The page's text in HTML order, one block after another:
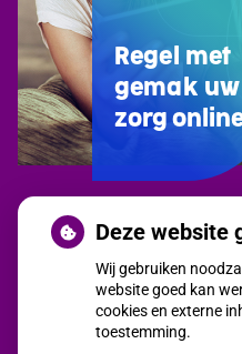
Uw
Zorg
Online
Regel met
gemak uw
zorg
Deze website
Wij gebruiken
website goed kan
cookies en externe
toestemming.